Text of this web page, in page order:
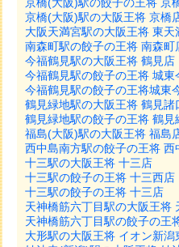
京橋(大阪)駅の大阪王将 京橋
大阪天満宮駅の大阪王将 東天
南森町駅の餃子の王将 南森町
今福鶴見駅の大阪王将 鶴見店
今福鶴見駅の餃子の王将 城東
今福鶴見駅の餃子の王将城東
鶴見緑地駅の大阪王将 鶴見諸
鶴見緑地駅の餃子の王将 鶴見
福島(大阪)駅の大阪王将 福島
西中島南方駅の餃子の王将 西
十三駅の大阪王将 十三店
十三駅の餃子の王将 十三西店
十三駅の餃子の王将 十三店
天神橋筋六丁目駅の大阪王将
天神橋筋六丁目駅の餃子の王
大形駅の大阪王将 イオン新潟